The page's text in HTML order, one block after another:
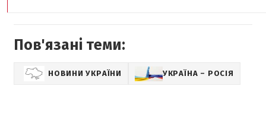
Пов'язані теми:
НОВИНИ УКРАЇНИ УКРАЇНА – РОСІЯ